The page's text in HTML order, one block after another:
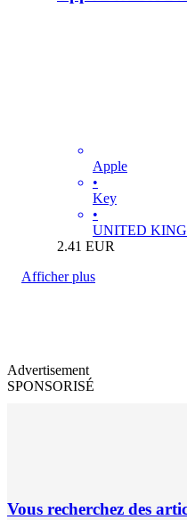
Apple
•
Key
•
UNITED
2.41 EUR
Afficher plus
Advertisement
SPONSORISÉ
Vous recherchez des